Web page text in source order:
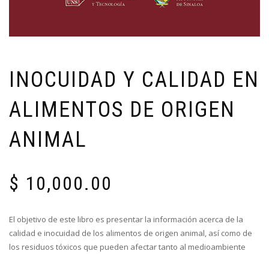
INOCUIDAD Y CALIDAD EN
ALIMENTOS DE ORIGEN
ANIMAL
$ 10,000.00
El objetivo de este libro es presentar la información acerca de la
calidad e inocuidad de los alimentos de origen animal, así como de
los residuos tóxicos que pueden afectar tanto al medioambiente